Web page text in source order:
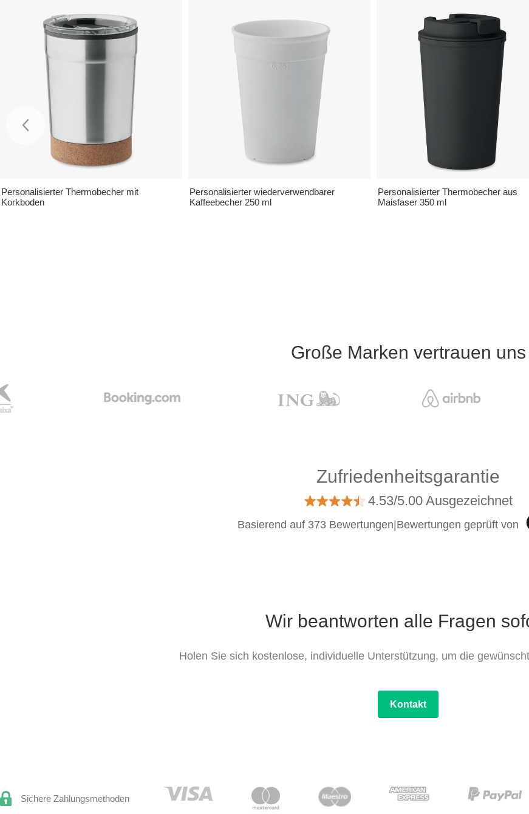
Personalisierter Thermobecher mit
Korkboden
Personalisierter wiederverwendbarer
Kaffeebecher 250 ml
Personalisierter Thermobecher aus
Maisfaser 350 ml
Große Marken vertrauen uns
Zufriedenheitsgarantie
4.53/5.00 Ausgezeichnet
Basierend auf 373 Bewertungen Bewertungen geprüft von
Wir beantworten alle Fragen
Holen Sie sich kostenlose, individuelle Unterstützung, um die
Kontakt
Sichere Zahlungsmethoden